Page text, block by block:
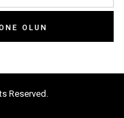
Reserved.